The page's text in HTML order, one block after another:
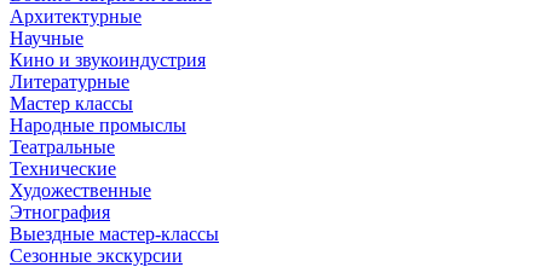
Архитектурные
Научные
Кино и звукоиндустрия
Литературные
Мастер классы
Народные промыслы
Театральные
Технические
Художественные
Этнография
Выездные мастер-классы
Сезонные экскурсии